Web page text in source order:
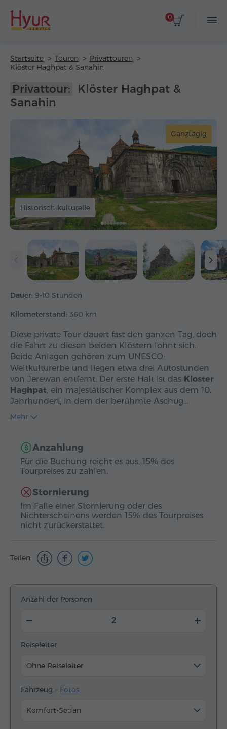
0
Startseite Touren
Privattouren
Klöster Haghpat & Sanahin
Privattour:
Klöster Haghpat &
Sanahin
Ganztägig
Historisch-kulturelle
Dauer: 9-10 Stunden
Kilometerstand: 360 km
Diese private Tour dauert fast den ganzen Tag, doch
die Fahrt zu diesen beiden Klöstern lohnt sich.
Beide Anlagen gehören zum UNESCO-
Weltkulturerbe und liegen etwa drei Autostunden
von Jerewan entfernt. Der erste Halt ist das Kloster
Haghpat, ein majestätischer Komplex aus dem 10.
Jahrhundert, in dem der berühmte Aschug…
Mehr
Anzahlung
Für die Buchung reicht es aus, 15% des
Tourpreises zu zahlen.
Stornierung
Im Falle einer Stornierung oder des
Nichterscheinens werden 15% des Tourpreises
nicht zurückerstattet.
Teilen:
Anzahl der Personen
Reiseleiter
Ohne Reiseleiter
Fahrzeug – Fotos
Komfort-Sedan